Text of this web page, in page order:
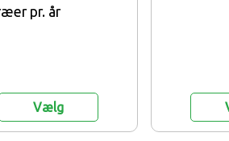
pr. år
Vælg